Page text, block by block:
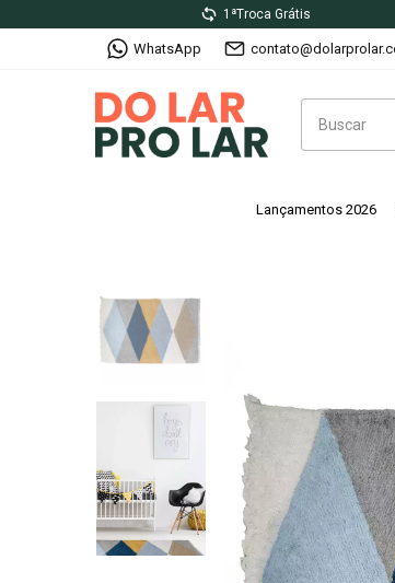
1ªTroca Grátis
WhatsApp
Lançamentos 2026